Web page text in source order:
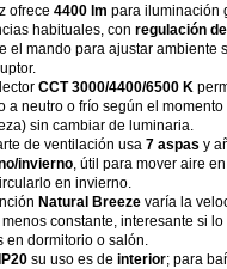
ofrece 4400 lm para iluminación
habituales, con regulación
el mando para ajustar ambiente
CCT 3000/4400/6500 K
a neutro o frío según el
sin cambiar de luminaria.
de ventilación usa 7 aspas y
invierno, útil para mover aire
en invierno.
Natural Breezevaría la
menos constante, interesante si
en dormitorio o salón.
IP20su uso es de interior; para